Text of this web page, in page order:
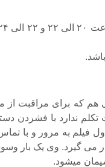
هم که برای مراقبت از
تکلم ندارد با فشردن
فیلم به مرور و با
می گیرد. وی یک بار
می‏شود.